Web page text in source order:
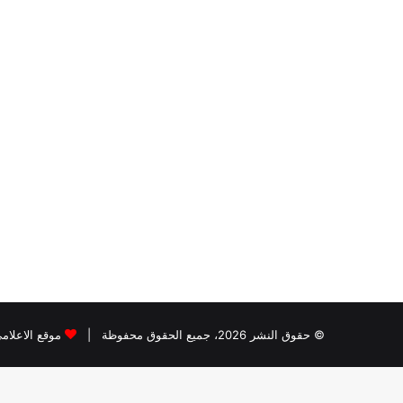
© حقوق النشر 2026، جميع الحقوق محفوظة | موقع